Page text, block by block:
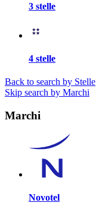
3 stelle
4 stelle
Back to search by Stelle
Skip search by Marchi
Marchi
Novotel